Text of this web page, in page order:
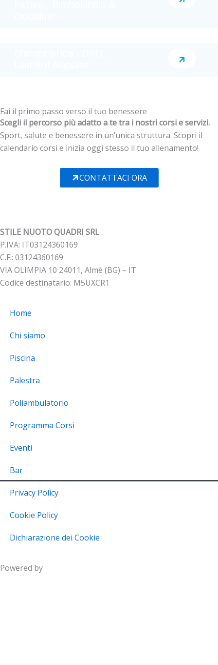
Fai il primo passo verso il tuo benessere
Scegli il percorso più adatto a te tra i nostri corsi e servizi.
Sport, salute e benessere in un’unica struttura. Scopri il
calendario corsi e inizia oggi stesso il tuo allenamento!
CONTATTACI ORA
STILE NUOTO QUADRI SRL
P.IVA: IT03124360169
C.F.: 03124360169
VIA OLIMPIA 10 24011, Almè (BG) – IT
Codice destinatario: M5UXCR1
Home
Chi siamo
Piscina
Palestra
Poliambulatorio
Programma Corsi
Eventi
Bar
Privacy Policy
Cookie Policy
Dichiarazione dei Cookie
Powered by